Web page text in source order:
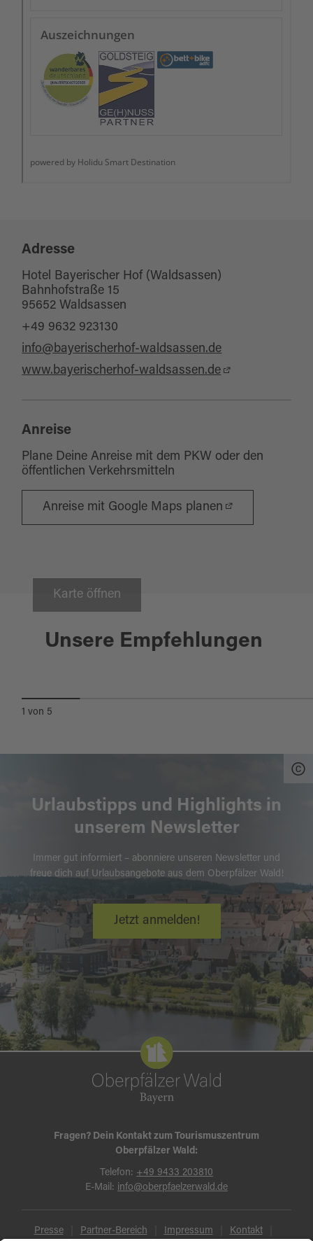
Adresse
Hotel Bayerischer Hof (Waldsassen)
Bahnhofstraße 15
95652 Waldsassen
+49 9632 923130
info@bayerischerhof-waldsassen.de
www.bayerischerhof-waldsassen.de
Anreise
Plane Deine Anreise mit dem PKW oder den
öffentlichen Verkehrsmitteln
Anreise mit Google Maps planen
Karte öffnen
Unsere Empfehlungen
Waldsassen
1 von 5
Urlaubstipps und Highlights in
unserem Newsletter
Immer gut informiert – abonniere unseren Newsletter und
freue dich auf Urlaubsangebote aus dem Oberpfälzer Wald!
Jetzt anmelden!
Fragen? Dein Kontakt zum Tourismuszentrum
Oberpfälzer Wald:
Telefon: +49 9433 203810
E-Mail: info@oberpfaelzerwald.de
Presse Partner-Bereich Impressum Kontakt